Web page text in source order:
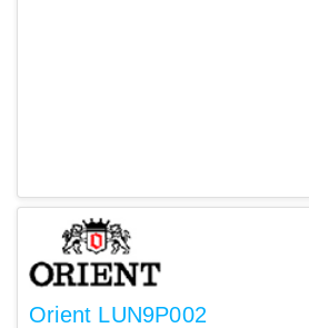
Orient LUN9P002